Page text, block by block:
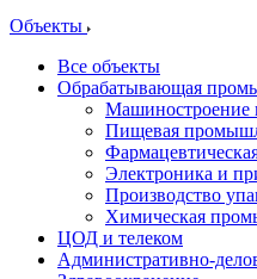
Объекты
Все объекты
Обрабатывающая
Машиностроение
Пищевая
Электроника и
Производство
Химическая
ЦОД и телеком
Административно-